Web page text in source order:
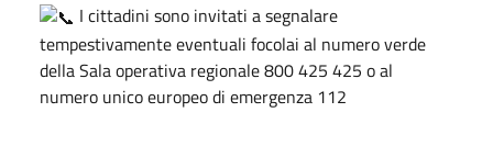
I cittadini sono invitati a segnalare
tempestivamente eventuali focolai al numero verde
della Sala operativa regionale 800 425 425 o al
numero unico europeo di emergenza 112